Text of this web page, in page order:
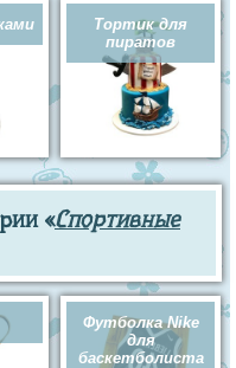
Тортик для
пиратов
«Спортивные
Футболка Nike
для
баскетболиста